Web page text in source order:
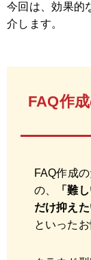
今回は、効果的
介します。
FAQ作
FAQ作成
の、
「難
だけ抑え
といった